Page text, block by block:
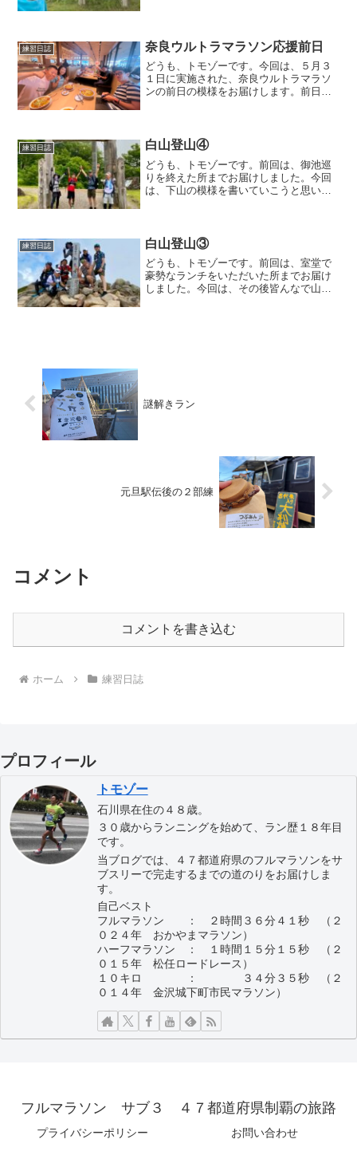
きます。医王の里キャ...
練習日誌 奈良ウルトラマラソン応援前日
どうも、トモゾーです。今回は、５月３
１日に実施された、奈良ウルトラマラソ
ンの前日の模様をお届けします。前日の
妙に奈良の方が遠かったで...
練習日誌 白山登山④
どうも、トモゾーです。前回は、御池巡
りを終えた所までお届けしました。今回
は、下山の模様を書いていこうと思いま
うやら、家族がのど自慢大...
練習日誌 白山登山③
どうも、トモゾーです。前回は、室堂で
豪勢なランチをいただいた所までお届け
しました。今回は、その後皆んなで山頂
謎解きラン
元旦駅伝後の２部練
コメント
コメントを書き込む
ホーム 練習日誌
プロフィール
トモゾー
石川県在住の４８歳。
３０歳からランニングを始めて、ラン歴１８年目
です。
当ブログでは、４７都道府県のフルマラソンをサ
ブスリーで完走するまでの道のりをお届けしま
す。
自己ベスト
フルマラソン ： ２時間３６分４１秒 （２
０２４年 おかやまマラソン）
ハーフマラソン ： １時間１５分１５秒 （２
０１５年 松任ロードレース）
１０キロ ： ３４分３５秒 （２
０１４年 金沢城下町市民マラソン）
フルマラソン サブ３ ４７都道府県制覇の旅路
プライバシーポリシー お問い合わせ